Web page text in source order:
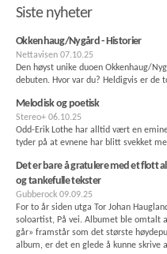
Siste nyheter
Okkenhaug/Nygård - Historier
Nettavisen 07.10.25
Den høyst unike duoen Okkenhaug/
debuten. Hvor var du? Heldigvis er de
Melodisk og poetisk
Stereo+ 06.10.25
Odd-Erik Lothe har alltid vært en
tyder på at evnene har blitt svekket
Det er bare å gratulere med et flott
og tankefulle tekster
Gubberock 09.09.25
For to år siden utga Tor Johan
soloartist, På vei. Albumet ble omtalt
går» framstår som det største
album, er det en glede å kunne skrive